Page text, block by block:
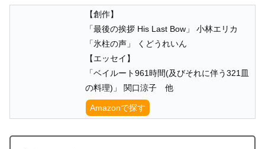
【創作】
「最後の挨拶 His Last Bow」 小林エリカ
「氷柱の声」 くどうれいん
【エッセイ】
「ベイルート961時間(及びそれに伴う321皿
の料理)」 関口涼子 他
Amazonで探す